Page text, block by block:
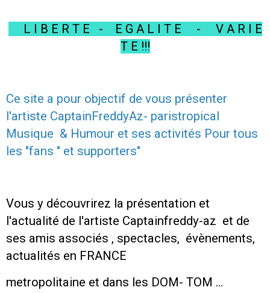
L I B E R T E - E G A L I T E - V A R I E
T E !!!
Ce site a pour objectif de vous présenter
l'artiste CaptainFreddyAz- paristropical
Musique & Humour et ses activités Pour tous
les "fans " et supporters"
Vous y découvrirez la présentation et
l'actualité de l'artiste Captainfreddy-az et de
ses amis associés , spectacles, évènements,
actualités en FRANCE
metropolitaine et dans les DOM- TOM ...